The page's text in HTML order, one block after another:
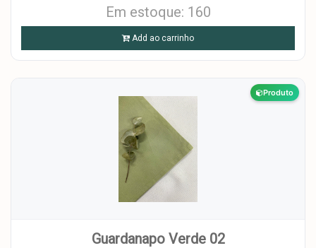
Em estoque: 160
Add ao carrinho
Produto
Guardanapo Verde 02